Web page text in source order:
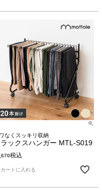
なくスッキリ収納
ックスハンガー MTL-S019
税込
カートに入れる